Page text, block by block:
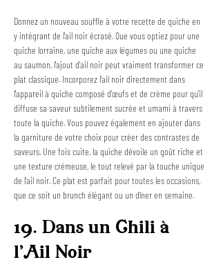
Donnez un nouveau souffle à votre recette de quiche en
y intégrant de l'ail noir écrasé. Que vous optiez pour une
quiche lorraine, une quiche aux légumes ou une quiche
au saumon, l'ajout d'ail noir peut vraiment transformer ce
plat classique. Incorporez l'ail noir directement dans
l'appareil à quiche composé d'œufs et de crème pour qu'il
diffuse sa saveur subtilement sucrée et umami à travers
toute la quiche. Vous pouvez également en ajouter dans
la garniture de votre choix pour créer des contrastes de
saveurs. Une fois cuite, la quiche dévoile un goût riche et
une texture crémeuse, le tout relevé par la touche unique
de l'ail noir. Ce plat est parfait pour toutes les occasions,
que ce soit un brunch élégant ou un dîner en semaine.
19. Dans un Chili à
l'Ail Noir